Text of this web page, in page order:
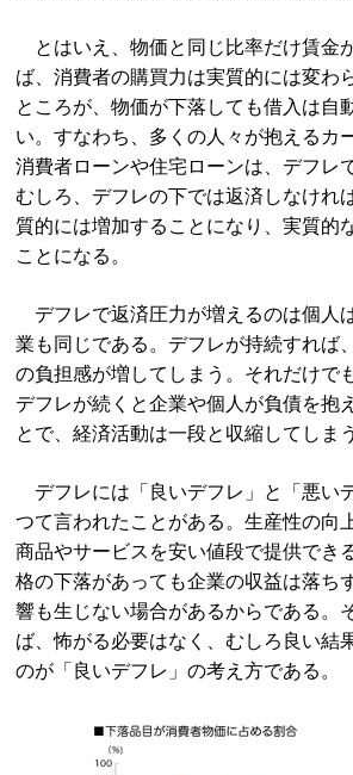
とはいえ、物価と同じ比率だけ賃金
ば、消費者の購買力は実質的には変わ
ところが、物価が下落しても借入は自
い。すなわち、多くの人々が抱えるカ
消費者ローンや住宅ローンは、デフレ
むしろ、デフレの下では返済しなけれ
質的には増加することになり、実質的
ことになる。
デフレで返済圧力が増えるのは個人
業も同じである。デフレが持続すれば
の負担感が増してしまう。それだけで
デフレが続くと企業や個人が負債を抱
とで、経済活動は一段と収縮してしま
デフレには「良いデフレ」と「悪い
つて言われたことがある。生産性の向
商品やサービスを安い値段で提供でき
格の下落があっても企業の収益は落ち
響も生じない場合があるからである。
ば、怖がる必要はなく、むしろ良い結
のが「良いデフレ」の考え方である。